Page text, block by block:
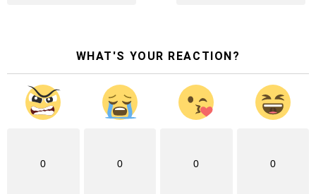
WHAT'S YOUR REACTION?
0 0 0 0